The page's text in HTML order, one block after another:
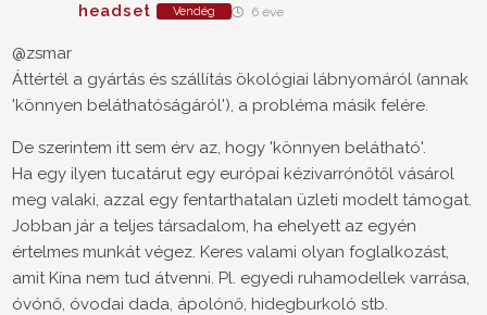
headset Vendég 6 éve
@zsmar
Áttértél a gyártás és szállítás ökológiai lábnyomáról (annak
'könnyen beláthatóságáról'), a probléma másik felére.
De szerintem itt sem érv az, hogy 'könnyen belátható'.
Ha egy ilyen tucatárut egy európai kézivarrónőtől vásárol
meg valaki, azzal egy fentarthatalan üzleti modelt támogat.
Jobban jár a teljes társadalom, ha ehelyett az egyén
értelmes munkát végez. Keres valami olyan foglalkozást,
amit Kína nem tud átvenni. Pl. egyedi ruhamodellek varrása,
óvónő, óvodai dada, ápolónő, hidegburkoló stb.